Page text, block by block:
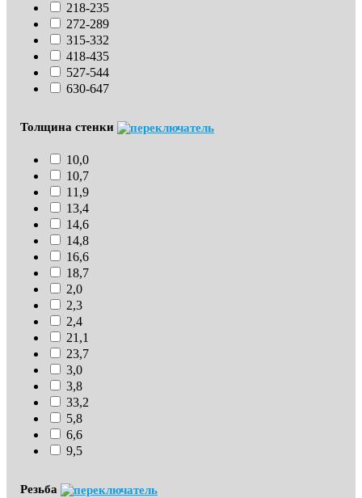
218-235
272-289
315-332
418-435
527-544
630-647
Толщина стенки
10,0
10,7
11,9
13,4
14,6
14,8
16,6
18,7
2,0
2,3
2,4
21,1
23,7
3,0
3,8
33,2
5,8
6,6
9,5
Резьба